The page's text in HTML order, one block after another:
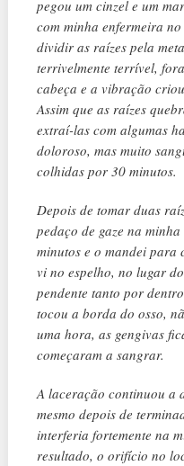
pegou um cinzel e um
com minha enfermeira
dividir as raízes pela
terrivelmente terrível,
cabeça e a vibração
Assim que as raízes
extraí-las com algumas
doloroso, mas muito
colhidas por 30 minutos.
Depois de tomar duas
pedaço de gaze na
minutos e o mandei para
vi no espelho, no lugar
pendente tanto por
tocou a borda do osso,
uma hora, as gengivas
começaram a sangrar.
A laceração continuou a
mesmo depois de
interferia fortemente na
resultado, o orifício no